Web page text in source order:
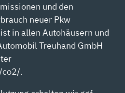
und den
neuer Pkw
in allen Autohäusern und
Treuhand GmbH
co2/.